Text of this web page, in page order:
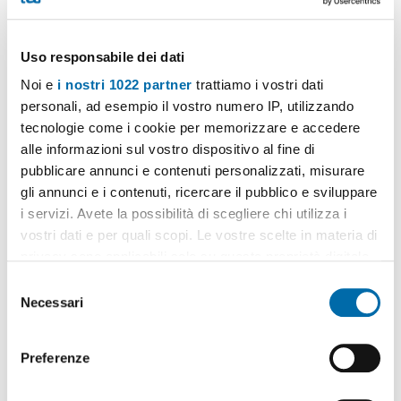
Uso responsabile dei dati
Noi e i nostri 1022 partner trattiamo i vostri dati
personali, ad esempio il vostro numero IP, utilizzando
tecnologie come i cookie per memorizzare e accedere
alle informazioni sul vostro dispositivo al fine di
pubblicare annunci e contenuti personalizzati, misurare
gli annunci e i contenuti, ricercare il pubblico e sviluppare
i servizi. Avete la possibilità di scegliere chi utilizza i
vostri dati e per quali scopi. Le vostre scelte in materia di
modificare o revocare il proprio consenso in qualsiasi
momento dalla Dichiarazione sui cookie o facendo clic
Necessari
Preferenze
Quartiere:Cavoretto, Gran Madre - Gran Madre - Crimea
Provincia: